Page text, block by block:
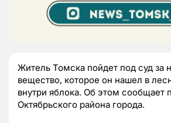
Житель Томска пойдет под суд за
вещество, которое он нашел в
внутри яблока. Об этом сообщает
Октябрьского района города.